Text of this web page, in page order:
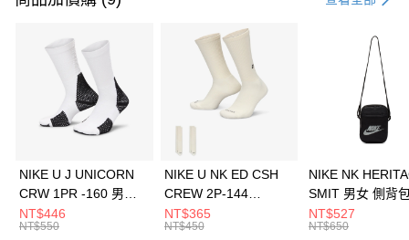
3 期 0 利率 每期 21家銀行
合作金庫商業銀行
第一商業銀行
華南商業銀行
彰化商業銀行
上海商業儲蓄銀行
元大商業銀行
Apple Pay
全盈+PAY
AFTEE先享後付
NIKE U J UNICORN
CRW 1PR -160 男女
中統襪 FZ3393100
NT$446
NT$550
NIKE U NK ED CSH
CREW 2P-144
EMBRDY 男女 短統襪
FZ3073133
NT$365
NT$450
NIKE NK
SMIT 男女 側背
BA5871010
NT$527
NT$650